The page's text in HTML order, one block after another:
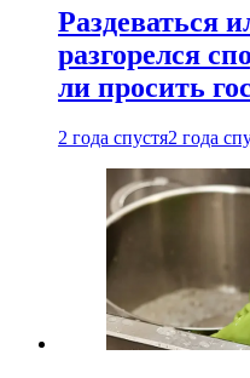
Раздеваться
разгорелся
ли просить
2 года спустя2 года